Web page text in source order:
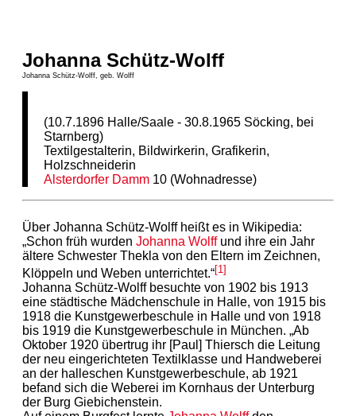
Johanna Schütz-Wolff
Johanna Schütz-Wolff, geb. Wolff
(10.7.1896 Halle/Saale - 30.8.1965 Söcking, bei
Starnberg)
Textilgestalterin, Bildwirkerin, Grafikerin,
Holzschneiderin
Alsterdorfer Damm 10 (Wohnadresse)
Über Johanna Schütz-Wolff heißt es in Wikipedia:
„Schon früh wurden Johanna Wolffund ihre ein Jahr
ältere Schwester Thekla von den Eltern im Zeichnen,
Klöppeln und Weben unterrichtet.“[1]
Johanna Schütz-Wolff besuchte von 1902 bis 1913
eine städtische Mädchenschule in Halle, von 1915 bis
1918 die Kunstgewerbeschule in Halle und von 1918
bis 1919 die Kunstgewerbeschule in München. „Ab
Oktober 1920 übertrug ihr [Paul] Thiersch die Leitung
der neu eingerichteten Textilklasse und Handweberei
an der halleschen Kunstgewerbeschule, ab 1921
befand sich die Weberei im Kornhaus der Unterburg
der Burg Giebichenstein.